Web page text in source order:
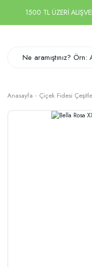
1500 TL ÜZERİ
Anasayfa Çiçek Fidesi